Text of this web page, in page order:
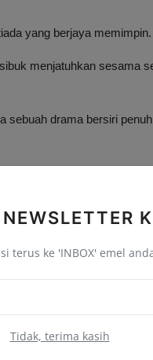
terus ke 'INBOX' emel
Tidak, terima kasih
yang berjaya memimpin.
menjatuhkan sesama
sebuah drama bersiri
meyakinkan rakyat